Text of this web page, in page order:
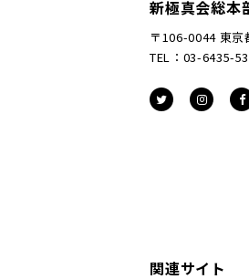
新極真会総本
〒106-0044 東京
TEL：03-6435-
関連サイト